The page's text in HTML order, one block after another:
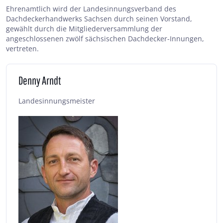
Ehrenamtlich wird der Landesinnungsverband des
Dachdeckerhandwerks Sachsen durch seinen Vorstand,
gewählt durch die Mitgliederversammlung der
angeschlossenen zwölf sächsischen Dachdecker-Innungen,
vertreten.
Denny Arndt
Landesinnungsmeister